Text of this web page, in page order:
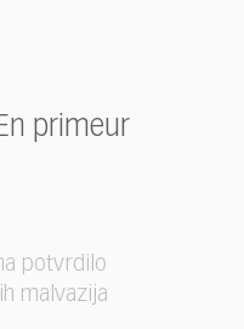
primeur
potvrdilo
malvazija